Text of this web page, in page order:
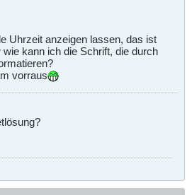
Uhrzeit anzeigen lassen, das ist
kann ich die Schrift, die durch
vorraus